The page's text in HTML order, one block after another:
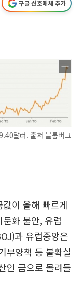
구글 선호매체 추가
달러. 출처 블룸버그
이 올해 빠르게
화 불안, 유럽
과 유럽중앙은
부양책 등 불확실
인 금으로 몰려들